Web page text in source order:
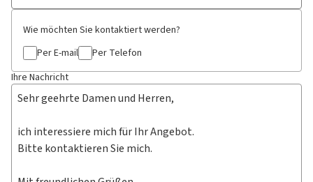
Wie möchten Sie kontaktiert werden?
Per E-mail
Per Telefon
Ihre Nachricht